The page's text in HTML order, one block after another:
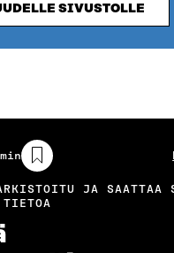
SIVUSTOLLE
JA SAATTAA
TIETOA